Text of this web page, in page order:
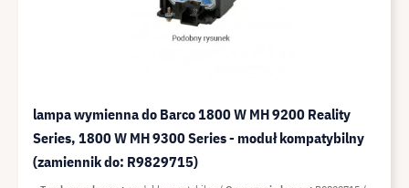
lampa wymienna do Barco 1800 W MH 9200 Reality
Series, 1800 W MH 9300 Series - moduł kompatybilny
(zamiennik do: R9829715)